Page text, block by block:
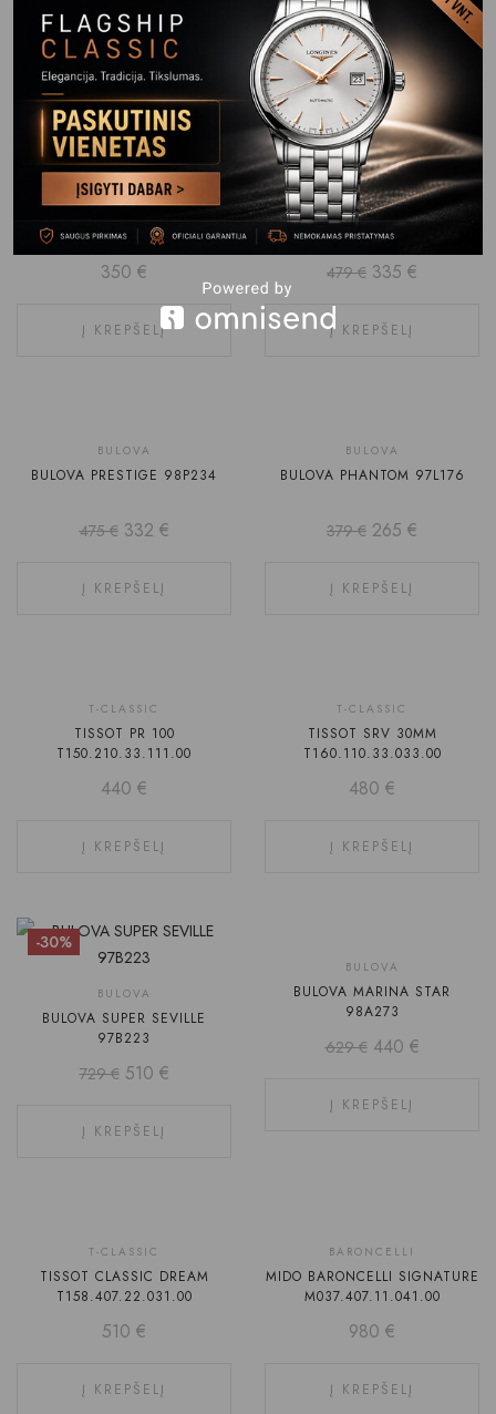
1,160 €
Į KREPŠELĮ
530
Į KREPŠELĮ
T-LADY
TISSOT CLASSIC DREAM
T129.210.33.263.00
350 €
Į KREPŠELĮ
-30%
BULOVA
BULOVA SUTTON 98A308
479€ 335 €
Į KREPŠELĮ
BULOVA
BULOVA PRESTIGE 98P234
475€ 332 €
Į KREPŠELĮ
BULOVA
BULOVA PHANTOM 97L176
379€ 265 €
Į KREPŠELĮ
T-CLASSIC
TISSOT PR 100
T150.210.33.111.00
440 €
Į KREPŠELĮ
T-CLASSIC
TISSOT SRV 30MM
T160.110.33.033.00
480 €
Į KREPŠELĮ
-30%
BULOVA
BULOVA SUPER SEVILLE
97B223
729€ 510 €
Į KREPŠELĮ
BULOVA
BULOVA MARINA STAR
98A273
629€ 440 €
Į KREPŠELĮ
T-CLASSIC
TISSOT CLASSIC DREAM
T158.407.22.031.00
510 €
Į KREPŠELĮ
BARONCELLI
MIDO BARONCELLI SIGNATURE
M037.407.11.041.00
980 €
Į KREPŠELĮ